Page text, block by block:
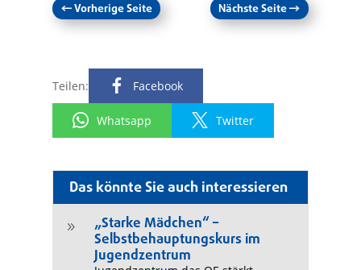
Das könnte Sie auch interessieren
9
„Starke Mädchen“ –
Selbstbehauptungskurs im
Jugendzentrum
←Vorherige Seite Nächste Seite→
Teilen: Facebook
Whatsapp Twitter